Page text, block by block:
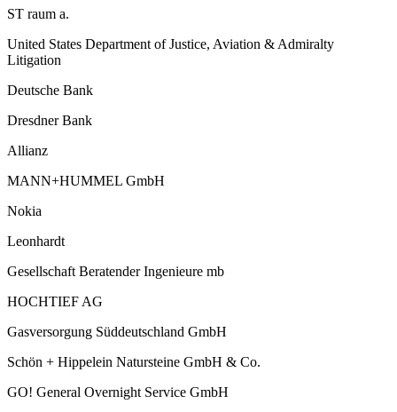
ST raum a.
United States Department of Justice, Aviation & Admiralty
Litigation
Deutsche Bank
Dresdner Bank
Allianz
MANN+HUMMEL GmbH
Nokia
Leonhardt
Gesellschaft Beratender Ingenieure mb
HOCHTIEF AG
Gasversorgung Süddeutschland GmbH
Schön + Hippelein Natursteine GmbH & Co.
GO! General Overnight Service GmbH